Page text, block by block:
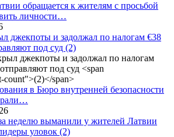
обращается к жителям с просьбой
личности…
джекпоты и задолжал по налогам €38
под суд (2)
в Бюро внутренней безопасности
неделю выманили у жителей Латвии
уловок (2)